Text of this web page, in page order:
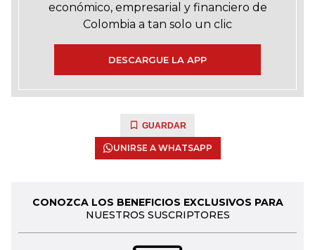
económico, empresarial y financiero de
Colombia a tan solo un clic
DESCARGUE LA APP
GUARDAR
UNIRSE A WHATSAPP
CONOZCA LOS BENEFICIOS EXCLUSIVOS PARA
NUESTROS SUSCRIPTORES